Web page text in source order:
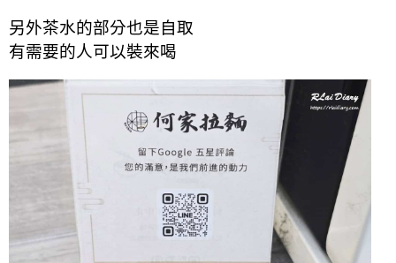
另外茶水的部分也是自取
有需要的人可以裝來喝